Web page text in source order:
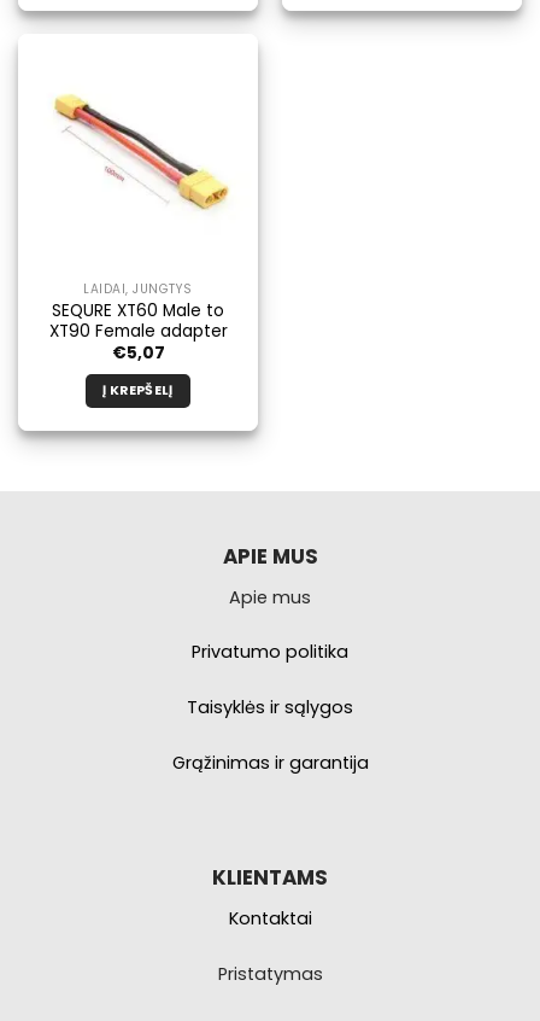
LAIDAI, JUNGTYS
SEQURE XT60 Male to
XT90 Female adapter
€5,07
Į KREPŠELĮ
APIE MUS
Apie mus
Privatumo politika
Taisyklės ir sąlygos
Grąžinimas ir garantija
KLIENTAMS
Kontaktai
Pristatymas